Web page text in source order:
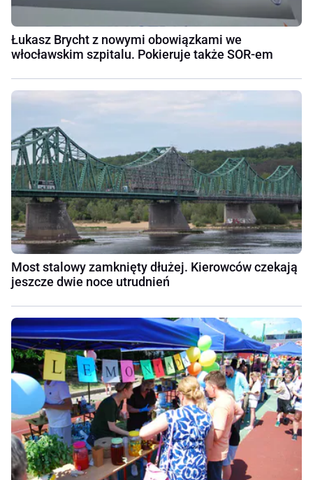
Łukasz Brycht z nowymi obowiązkami we
włocławskim szpitalu. Pokieruje także SOR-em
Most stalowy zamknięty dłużej. Kierowców czekają
jeszcze dwie noce utrudnień